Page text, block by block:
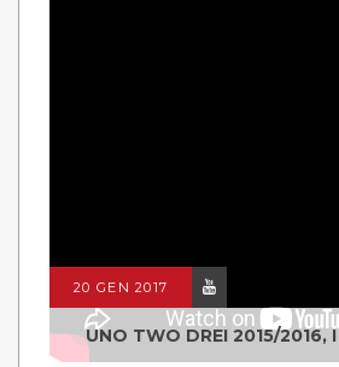
20 GEN 2017